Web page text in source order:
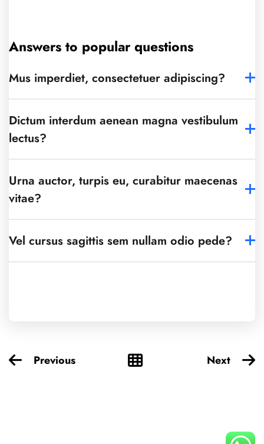
Answers to popular questions
Mus imperdiet, consectetuer adipiscing?
Dictum interdum aenean magna vestibulum
lectus?
Urna auctor, turpis eu, curabitur maecenas
vitae?
Vel cursus sagittis sem nullam odio pede?
Previous Next